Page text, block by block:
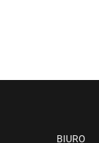
BIURO